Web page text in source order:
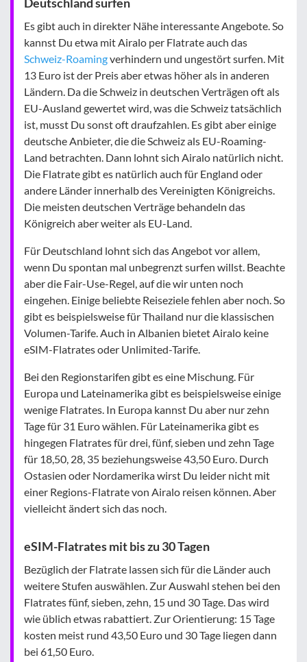
Es gibt auch in direkter Nähe interessante Angebote. So
kannst Du etwa mit Airalo per Flatrate auch das
Schweiz-Roamingverhindern und ungestört surfen. Mit
13 Euro ist der Preis aber etwas höher als in anderen
Ländern. Da die Schweiz in deutschen Verträgen oft als
EU-Ausland gewertet wird, was die Schweiz tatsächlich
ist, musst Du sonst oft draufzahlen. Es gibt aber einige
deutsche Anbieter, die die Schweiz als EU-Roaming-
Land betrachten. Dann lohnt sich Airalo natürlich nicht.
Die Flatrate gibt es natürlich auch für England oder
andere Länder innerhalb des Vereinigten Königreichs.
Die meisten deutschen Verträge behandeln das
Königreich aber weiter als EU-Land.
Für Deutschland lohnt sich das Angebot vor allem,
wenn Du spontan mal unbegrenzt surfen willst. Beachte
aber die Fair-Use-Regel, auf die wir unten noch
eingehen. Einige beliebte Reiseziele fehlen aber noch. So
gibt es beispielsweise für Thailand nur die klassischen
Volumen-Tarife. Auch in Albanien bietet Airalo keine
eSIM-Flatrates oder Unlimited-Tarife.
Bei den Regionstarifen gibt es eine Mischung. Für
Europa und Lateinamerika gibt es beispielsweise einige
wenige Flatrates. In Europa kannst Du aber nur zehn
Tage für 31 Euro wählen. Für Lateinamerika gibt es
hingegen Flatrates für drei, fünf, sieben und zehn Tage
für 18,50, 28, 35 beziehungsweise 43,50 Euro. Durch
Ostasien oder Nordamerika wirst Du leider nicht mit
einer Regions-Flatrate von Airalo reisen können. Aber
vielleicht ändert sich das noch.
eSIM-Flatrates mit bis zu 30 Tagen
Bezüglich der Flatrate lassen sich für die Länder auch
weitere Stufen auswählen. Zur Auswahl stehen bei den
Flatrates fünf, sieben, zehn, 15 und 30 Tage. Das wird
wie üblich etwas rabattiert. Zur Orientierung: 15 Tage
kosten meist rund 43,50 Euro und 30 Tage liegen dann
bei 61,50 Euro.